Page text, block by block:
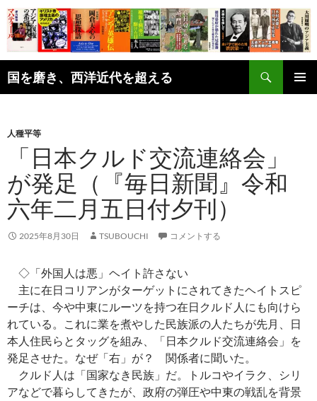
コ
ン
テ
ン
ツ
へ
国を磨き、西洋近代を超える
索
人種平等
「日本クルド交流連絡会」
が発足（『毎日新聞』令和
六年二月五日付夕刊）
2025年8月30日 TSUBOUCHI コメントする
◇「外国人は悪」ヘイト許さない
主に在日コリアンがターゲットにされてきたヘイトスピ
ーチは、今や中東にルーツを持つ在日クルド人にも向けら
れている。これに業を煮やした民族派の人たちが先月、日
本人住民らとタッグを組み、「日本クルド交流連絡会」を
発足させた。なぜ「右」が？ 関係者に聞いた。
クルド人は「国家なき民族」だ。トルコやイラク、シリ
アなどで暮らしてきたが、政府の弾圧や中東の戦乱を背景